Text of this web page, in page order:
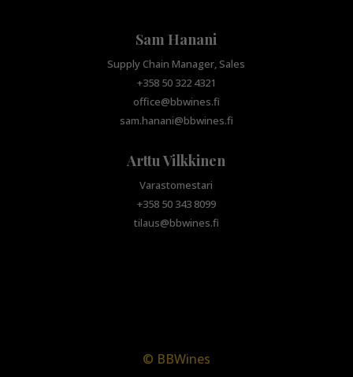
Sam Hanani
Supply Chain Manager, Sales
+358 50 322 4321
office@bbwines.fi
sam.hanani@bbwines.fi
Arttu Vilkkinen
Varastomestari
+358 50 343 8099
tilaus@bbwines.fi
© BBWines